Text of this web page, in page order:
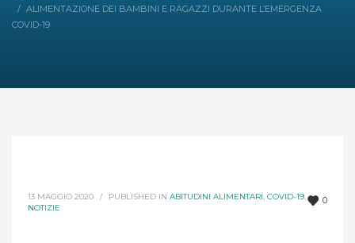
ALIMENTAZIONE DEI BAMBINI E RAGAZZI DURANTE L’EMERGENZA
COVID-19
0
13 MAGGIO 2020 / PUBLISHED IN ABITUDINI ALIMENTARI, COVID-19,
NOTIZIE